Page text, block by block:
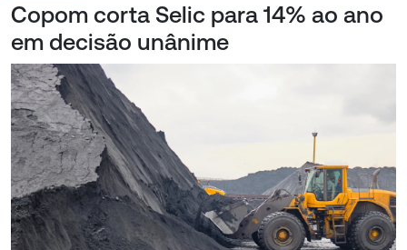
Copom corta Selic para 14% ao ano
em decisão unânime